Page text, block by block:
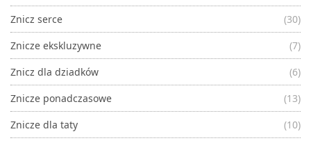
Znicz serce
(30)
Znicze ekskluzywne
(7)
Znicz dla dziadków
(6)
Znicze ponadczasowe
(13)
Znicze dla taty
(10)